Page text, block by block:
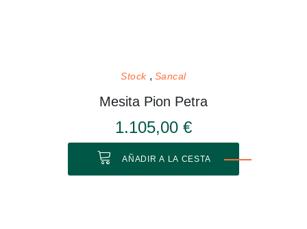
Stock Sancal
Mesita Pion Petra
1.105,00 €
AÑADIR A LA CESTA